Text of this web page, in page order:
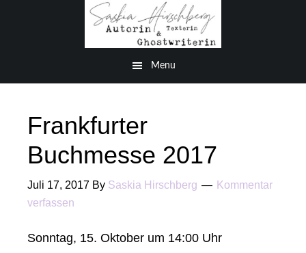
Menu
Frankfurter
Buchmesse 2017
Juli 17, 2017 By Saskia Hirschberg
Kommentar
verfassen
Sonntag, 15. Oktober um 14:00 Uhr